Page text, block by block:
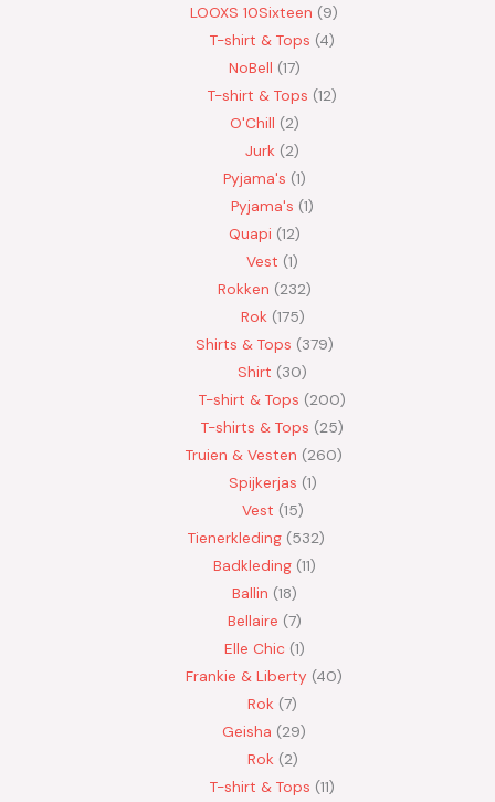
LOOXS 10Sixteen
9
T-shirt & Tops 4
NoBell 17
T-shirt & Tops 12
O'Chill 2
Jurk
2
Pyjama's 1
Pyjama's 1
Quapi 12
Vest 1
Rokken 232
Rok 175
Shirts & Tops 379
Shirt
30
T-shirt & Tops
200
T-shirts & Tops
25
Truien & Vesten
260
Spijkerjas 1
Vest 15
Tienerkleding 532
Badkleding 11
Ballin 18
Bellaire 7
Elle Chic 1
Frankie & Liberty 40
Rok 7
Geisha
29
Rok 2
T-shirt & Tops 11